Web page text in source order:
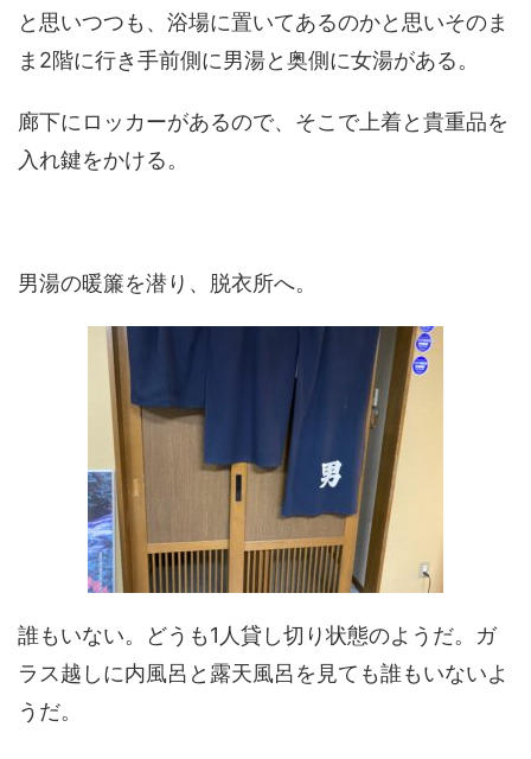
と思いつつも、浴場に置いてあるのかと思いそのま
ま 2階に行き手前側に男湯と奥側に女湯がある。
廊下にロッカーがあるので、そこで上着と貴重品を
入れ鍵をかける。
男湯の暖簾を潜り、脱衣所へ。
誰もいない。どうも1 人貸し切り状態のようだ。ガ
ラス越しに内風呂と露天風呂を見ても誰もいないよ
うだ。